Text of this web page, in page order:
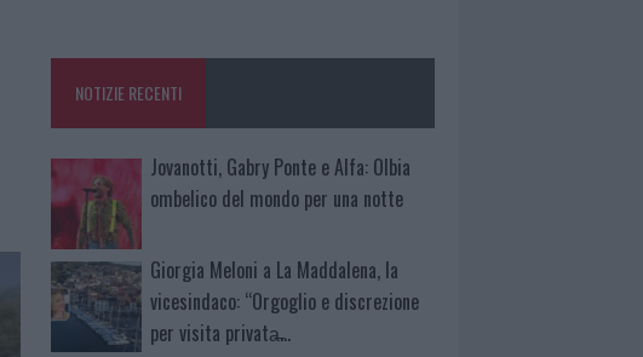
NOTIZIE RECENTI
Jovanotti, Gabry Ponte e Alfa: Olbia
ombelico del mondo per una notte
Giorgia Meloni a La Maddalena, la
vicesindaco: “Orgoglio e discrezione
per visita privata̶…